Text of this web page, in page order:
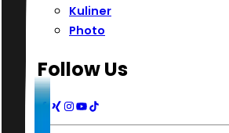
Kuliner
Photo
Follow Us